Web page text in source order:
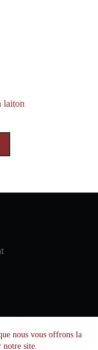
nous vous offrons la
notre site.
laiton
YouTube